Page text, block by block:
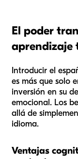
El poder
aprendizaje
Introducir el
es más que solo
inversión en su
emocional. Los
allá de
idioma.
Ventajas